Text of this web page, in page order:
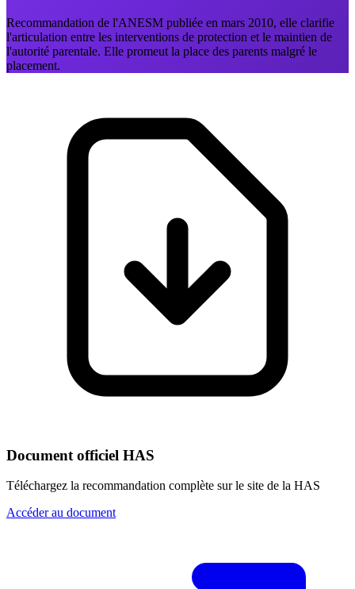
Recommandation de l'ANESM publiée en mars 2010, elle clarifie
l'articulation entre les interventions de protection et le maintien de
l'autorité parentale. Elle promeut la place des parents malgré le
placement.
Document officiel HAS
Téléchargez la recommandation complète sur le site de la HAS
Accéder au document